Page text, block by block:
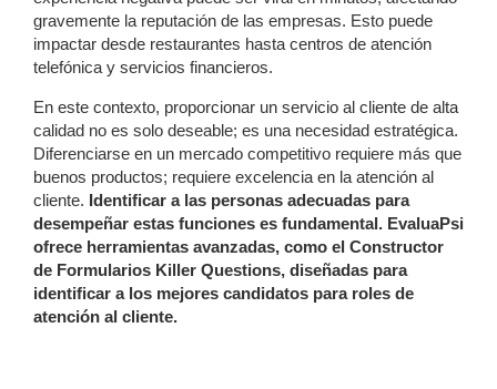
gravemente la reputación de las empresas. Esto puede
impactar desde restaurantes hasta centros de atención
telefónica y servicios financieros.
En este contexto, proporcionar un servicio al cliente de alta
calidad no es solo deseable; es una necesidad estratégica.
Diferenciarse en un mercado competitivo requiere más que
buenos productos; requiere excelencia en la atención al
cliente. Identificar a las personas adecuadas para
desempeñar estas funciones es fundamental. EvaluaPsi
ofrece herramientas avanzadas, como el Constructor
de Formularios Killer Questions, diseñadas para
identificar a los mejores candidatos para roles de
atención al cliente.